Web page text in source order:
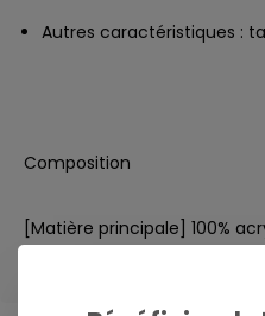
Autres caractéristiques :
Composition
[Matière principale] 100%